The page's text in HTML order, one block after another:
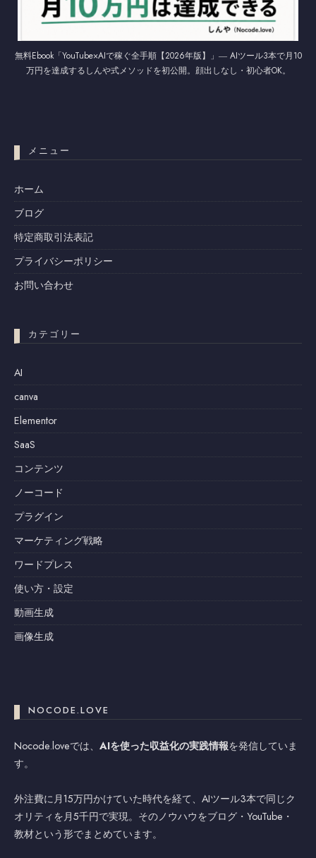
無料Ebook「YouTube×AIで稼ぐ全手順【2026年版】」― AIツール3本で月10
万円を達成するしんや式メソッドを初公開。顔出しなし・初心者OK。
メニュー
ホーム
ブログ
特定商取引法表記
プライバシーポリシー
お問い合わせ
カテゴリー
AI
canva
Elementor
SaaS
コンテンツ
ノーコード
プラグイン
マーケティング戦略
ワードプレス
使い方・設定
動画生成
画像生成
NOCODE.LOVE
Nocode.loveでは、 AIを使った収益化の実践情報を発信していま
す。
外注費に月15万円かけていた時代を経て、AIツール3本で同じク
オリティを月5千円で実現。そのノウハウをブログ・YouTube・
教材という形でまとめています。